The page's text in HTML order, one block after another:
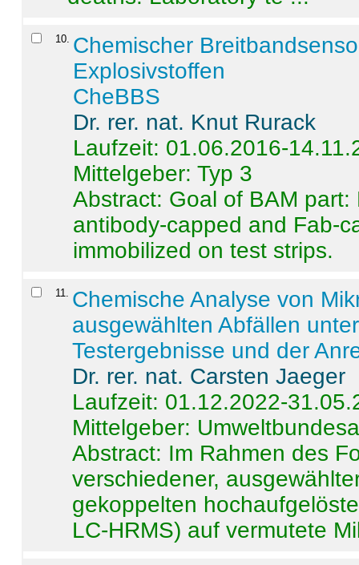
10 Chemischer
Explosivstoffen
CheBBS
Dr. rer. nat. Knut Rurack
Laufzeit: 01.06.2016-
Mittelgeber: Typ 3
Abstract: Goal of BAM
antibody-capped and Fab-
immobilized on test strips.
11
Chemische Analyse von
ausgewählten Abfällen
Testergebnisse und der
Dr. rer. nat. Carsten Jaeger
Laufzeit: 01.12.2022-
Mittelgeber:
Abstract: Im Rahmen des
verschiedener,
gekoppelten
LC-HRMS) auf vermutete